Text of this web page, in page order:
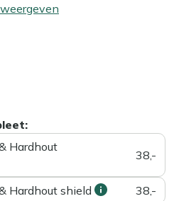
Hardhout
38,-
Hardhout shield
38,-